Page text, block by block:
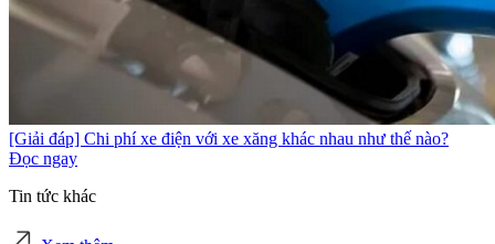
[Giải đáp] Chi phí xe điện với xe xăng khác nhau như thế nào?
Đọc ngay
Tin tức khác